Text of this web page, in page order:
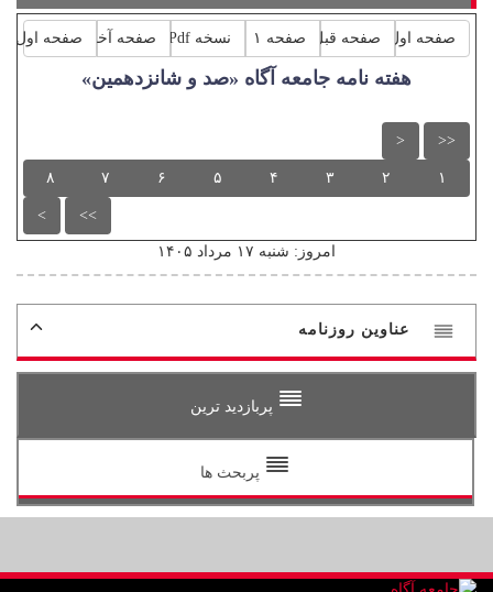
صفحه اول صفحه قبل صفحه ۱ نسخه Pdf صفحه آخر صفحه اول
هفته نامه جامعه آگاه «صد و شانزدهمین»
<<
<
۱ ۲ ۳ ۴ ۵ ۶ ۷ ۸
>>
>
امروز: شنبه ۱۷ مرداد ۱۴۰۵
عناوین روزنامه
پربازدید ترین
پربحث ها